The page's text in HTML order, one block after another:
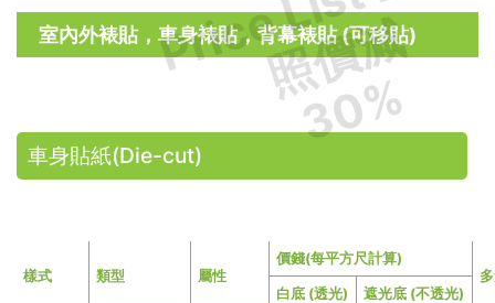
照價減
30%
室內外裱貼，車身裱貼，背幕裱貼 (可移貼)
車身貼紙(Die-cut)
樣式 類型 屬性
價錢(每平方尺計算)
白底 (透光)
遮光底 (不透光)